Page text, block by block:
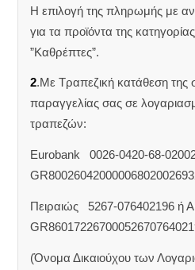
Η επιλογή της πληρωμής με
για τα προϊόντα της
”Καθρέπτες”.
2.Με Τραπεζική κατάθεση της
παραγγελίας σας σε
τραπεζών:
Eurobank 0026-0420-68-
Πειραιώς 5267-076402196 ή
(Όνομα Δικαιούχου των